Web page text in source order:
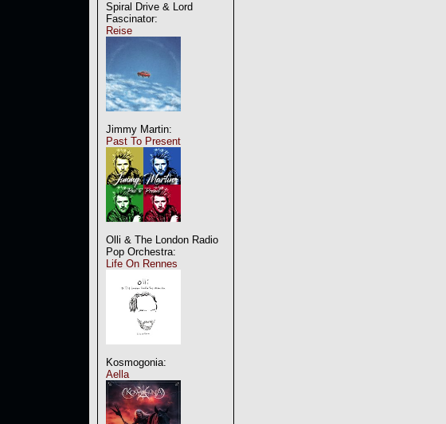
Spiral Drive & Lord
Fascinator:
Reise
Jimmy Martin:
Past To Present
Olli & The London Radio
Pop Orchestra:
Life On Rennes
Kosmogonia:
Aella